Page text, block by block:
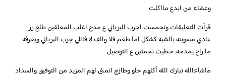
وعشاء من ابدع مااكلت
قرأت التعليقات وتحمست اجرب البرياني ع مدح اغلب المعلقين طلع رز
عادي مسوينه بالشبه كشكل اما طعم فلا والف لا فاللي جرب البرياني ويعرفه
ما راح يمدحه. حطيت نجمتين ع التوصيل
ماشاءالله تبارك الله أكلهم حلو وطازج اتمنى لهم المزيد من التوفيق والسداد